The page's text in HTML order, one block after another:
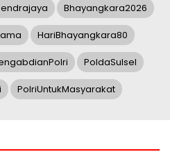
Bhayangkara2026
HariBhayangkara80
PoldaSulsel
PolriUntukMasyarakat